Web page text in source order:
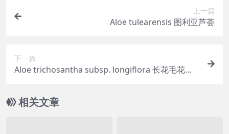
上一篇
Aloe tulearensis 图利亚芦荟
下一篇
Aloe trichosantha subsp. longiflora 长花毛花芦
相关文章